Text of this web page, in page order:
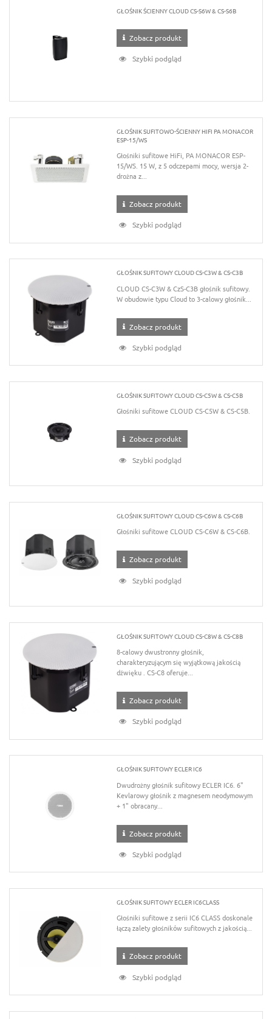
GŁOŚNIK ŚCIENNY CLOUD CS-S6W & CS-S6B
Zobacz produkt
Szybki podgląd
GŁOŚNIK SUFITOWO-ŚCIENNY HIFI PA MONACOR
ESP-15/WS
Głośniki sufitowe HiFi, PA MONACOR ESP-
15/WS. 15 W, z 5 odczepami mocy, wersja 2-
drożna z...
Zobacz produkt
Szybki podgląd
GŁOŚNIK SUFITOWY CLOUD CS-C3W & CS-C3B
CLOUD CS-C3W & CzS-C3B głośnik sufitowy.
W obudowie typu Cloud to 3-calowy głośnik...
Zobacz produkt
Szybki podgląd
GŁOŚNIK SUFITOWY CLOUD CS-C5W & CS-C5B
Głośniki sufitowe CLOUD CS-C5W & CS-C5B.
Zobacz produkt
Szybki podgląd
GŁOŚNIK SUFITOWY CLOUD CS-C6W & CS-C6B
Głośniki sufitowe CLOUD CS-C6W & CS-C6B.
Zobacz produkt
Szybki podgląd
GŁOŚNIK SUFITOWY CLOUD CS-C8W & CS-C8B
8-calowy dwustronny głośnik,
charakteryzującym się wyjątkową jakością
dźwięku . CS-C8 oferuje...
Zobacz produkt
Szybki podgląd
GŁOŚNIK SUFITOWY ECLER IC6
Dwudrożny głośnik sufitowy ECLER IC6. 6"
Kevlarowy głośnik z magnesem neodymowym
+ 1" obracany...
Zobacz produkt
Szybki podgląd
GŁOŚNIK SUFITOWY ECLER IC6CLASS
Głośniki sufitowe z serii IC6 CLASS doskonale
łączą zalety głośników sufitowych z jakością...
Zobacz produkt
Szybki podgląd